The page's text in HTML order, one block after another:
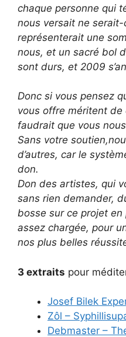
chaque personne qui
nous versait ne serait-
représenterait une
nous, et un sacré bol
sont durs, et 2009
Donc si vous pensez
vous offre méritent de
faudrait que vous
Sans votre
d’autres, car le
don.
Don des artistes, qui
sans rien demander,
bosse sur ce projet
assez chargée, pour
nos plus belles
3 extraits pour
Josef Bilek
Zôl –
Debmaster –